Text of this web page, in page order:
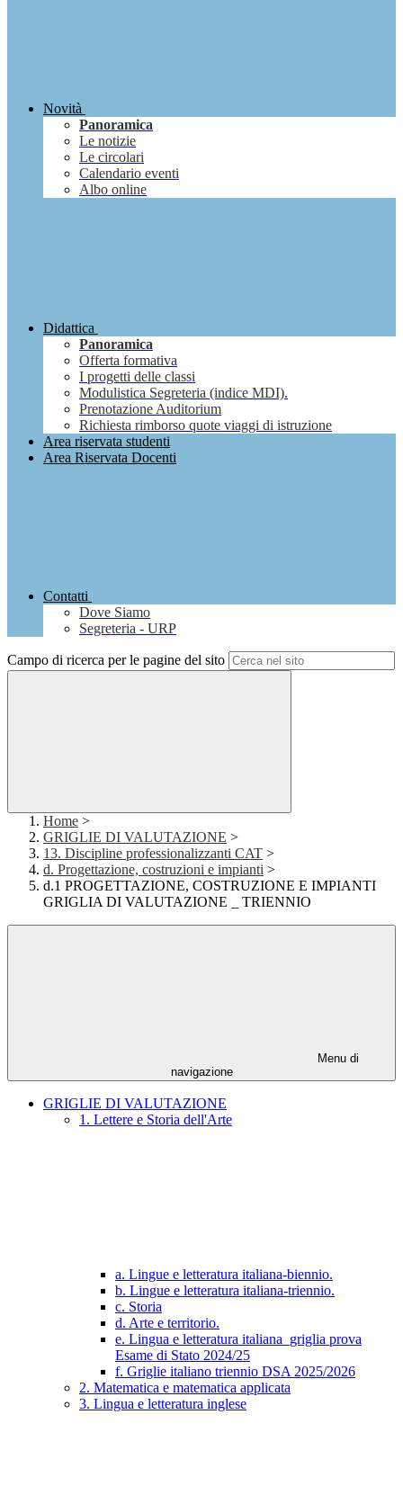
Novità
Panoramica
Le notizie
Le circolari
Calendario eventi
Albo online
Didattica
Panoramica
Offerta formativa
I progetti delle classi
Modulistica Segreteria (indice MDI).
Prenotazione Auditorium
Richiesta rimborso quote viaggi di istruzione
Area riservata studenti
Area Riservata Docenti
Contatti
Dove Siamo
Segreteria - URP
Campo di ricerca per le pagine del sito
Home >
GRIGLIE DI VALUTAZIONE >
13. Discipline professionalizzanti CAT >
d. Progettazione, costruzioni e impianti >
d.1 PROGETTAZIONE, COSTRUZIONE E IMPIANTI
GRIGLIA DI VALUTAZIONE _ TRIENNIO
Menu di
navigazione
GRIGLIE DI VALUTAZIONE
1. Lettere e Storia dell'Arte
a. Lingue e letteratura italiana-biennio.
b. Lingue e letteratura italiana-triennio.
c. Storia
d. Arte e territorio.
e. Lingua e letteratura italiana_griglia prova
Esame di Stato 2024/25
f. Griglie italiano triennio DSA 2025/2026
2. Matematica e matematica applicata
3. Lingua e letteratura inglese